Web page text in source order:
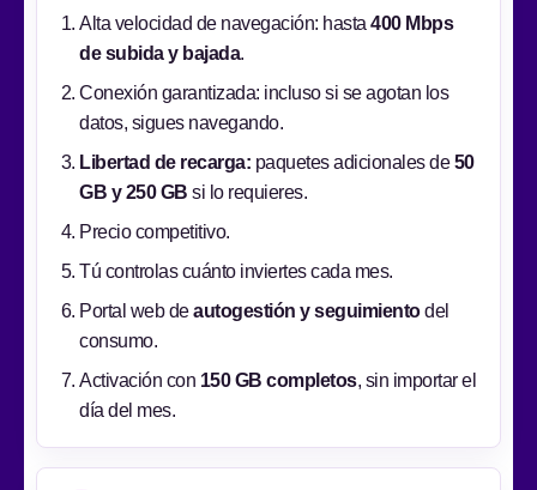
Alta velocidad de navegación: hasta400 Mbps
de subida y bajada.
Conexión garantizada: incluso si se agotan los
datos, sigues navegando.
Libertad de recarga: paquetes adicionales de50
GB y 250 GB si lo requieres.
Precio competitivo.
Tú controlas cuánto inviertes cada mes.
Portal web deautogestión y seguimientodel
consumo.
Activación con 150 GB completos, sin importar el
día del mes.